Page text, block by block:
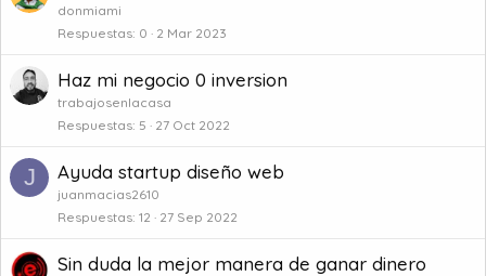
donmiami
Respuestas 0 2 Mar 2023
Haz mi negocio 0 inversion
trabajosenlacasa
Respuestas 5 27 Oct 2022
J Ayuda startup diseño web
juanmacias2610
Respuestas 12 27 Sep 2022
Sin duda la mejor manera de ganar dinero